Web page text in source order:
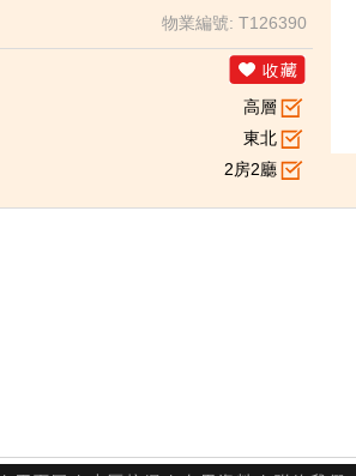
物業編號: T126390
高層
東北
2房2廳